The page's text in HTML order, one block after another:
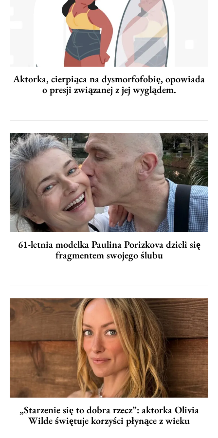
Aktorka, cierpiąca na dysmorfofobię, opowiada
o presji związanej z jej wyglądem.
61-letnia modelka Paulina Porizkova dzieli się
fragmentem swojego ślubu
„Starzenie się to dobra rzecz”: aktorka Olivia
Wilde świętuje korzyści płynące z wieku